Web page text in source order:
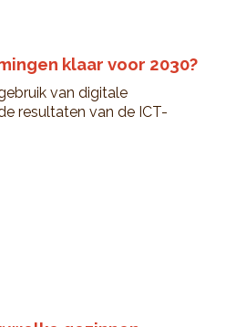
klaar voor 2030?
van digitale
resultaten van de ICT-